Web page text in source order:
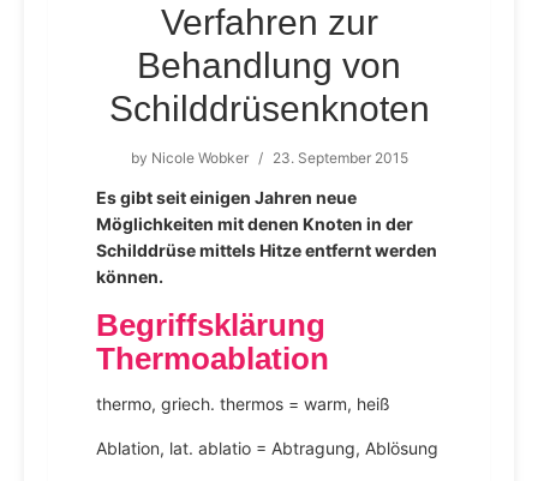
Verfahren zur
Behandlung von
Schilddrüsenknoten
by Nicole Wobker / 23. September 2015
Es gibt seit einigen Jahren neue
Möglichkeiten mit denen Knoten in der
Schilddrüse mittels Hitze entfernt werden
können.
Begriffsklärung
Thermoablation
thermo, griech. thermos = warm, heiß
Ablation, lat. ablatio = Abtragung, Ablösung